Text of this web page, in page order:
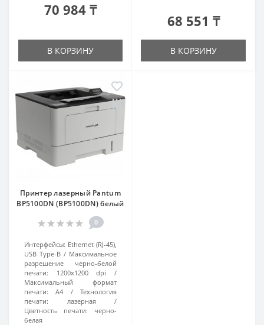
70 984 ₸
В КОРЗИНУ
68 551 ₸
В КОРЗИНУ
Принтер лазерный Pantum
BP5100DN (BP5100DN) белый
0
Интерфейсы: Ethernet (RJ-45),
USB Type-B
Максимальное
разрешение черно-белой
печати:
1200x1200 dpi
Максимальный формат
печати:
A4
Технология
печати:
лазерная
Цветность печати:
черно-
белая